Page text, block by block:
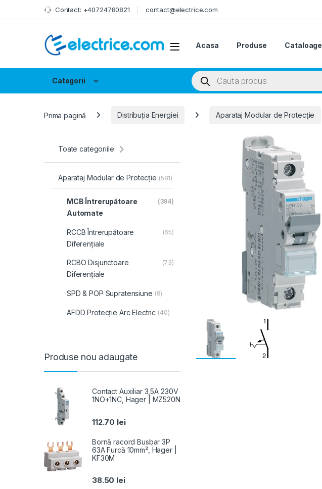
Skip to navigation
Skip to content Contact: +40724780821 contact@electrice.com
Acasa Produse Cataloage
Categorii
Products search
Prima pagină Distribuția Energiei Aparataj Modular de Protecție
Toate categoriile
Aparataj Modular de Protecție (581)
MCB Întrerupătoare
Automate
(394)
RCCB Întrerupătoare
Diferențiale
(65)
RCBO Disjunctoare
Diferențiale
(73)
SPD & POP Supratensiune (8)
AFDD Protecție Arc Electric (40)
Produse nou adaugate
Contact Auxiliar 3,5A 230V
1NO+1NC, Hager | MZ520N
112.70 lei
Bornă racord Busbar 3P
63A Furcă 10mm², Hager |
KF30M
38.50 lei